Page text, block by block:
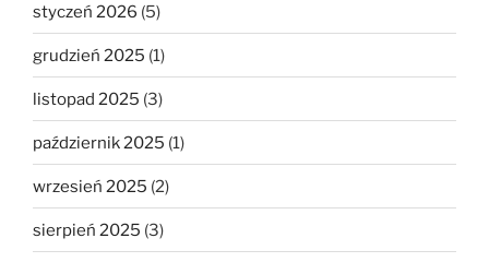
styczeń 2026 (5)
grudzień 2025 (1)
listopad 2025 (3)
październik 2025 (1)
wrzesień 2025 (2)
sierpień 2025 (3)